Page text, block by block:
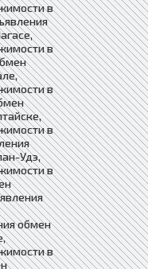
в
в
в
в
Удэ,
в
обмен
в